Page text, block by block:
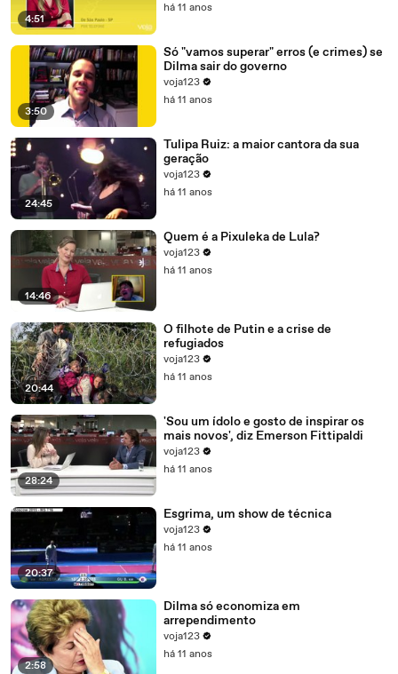
4:51
há 11 anos
3:50
Só "vamos superar" erros (e crimes) se
Dilma sair do governo
voja123
há 11 anos
24:45
Tulipa Ruiz: a maior cantora da sua
geração
voja123
há 11 anos
14:46
Quem é a Pixuleka de Lula?
voja123
há 11 anos
20:44
O filhote de Putin e a crise de
refugiados
voja123
há 11 anos
28:24
'Sou um ídolo e gosto de inspirar os
mais novos', diz Emerson Fittipaldi
voja123
há 11 anos
20:37
Esgrima, um show de técnica
voja123
há 11 anos
2:58
Dilma só economiza em
arrependimento
voja123
há 11 anos